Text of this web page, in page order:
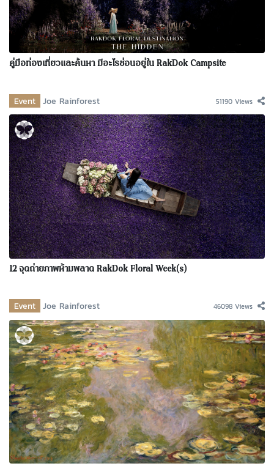
คู่มือท่องเที่ยวและค้นหา มีอะไรซ่อนอยู่ใน RakDok Campsite
Event Joe Rainforest 51190 Views
12 จุดถ่ายภาพห้ามพลาด RakDok Floral Week(s)
Event Joe Rainforest 46098 Views